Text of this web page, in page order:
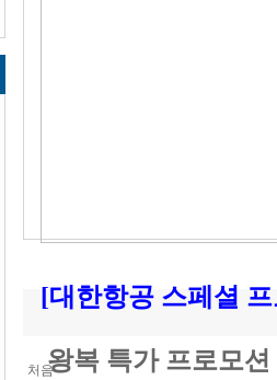
[대한항공 스페셜
왕복 특가 프로모
처음